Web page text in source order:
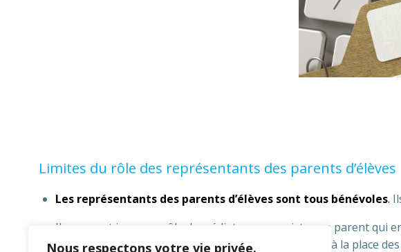
Nous respectons votre vie privée.
Limites du rôle des représentants des parents d’élèves
Les représentants des parents d’élèves sont tous bénévoles.
Ils peuvent jouer un rôle de médiateur ou assister un parent qui
rendre à un rendez-vous dans le cadre de la scolarité à la place